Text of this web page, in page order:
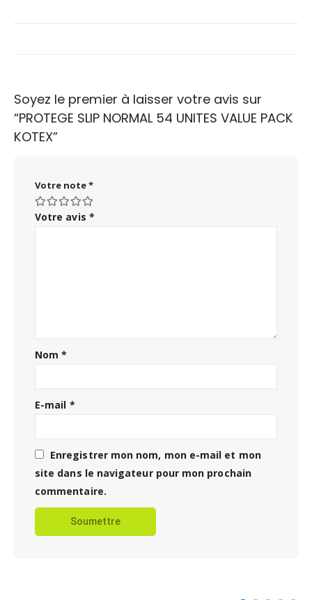
Soyez le premier à laisser votre avis sur
“PROTEGE SLIP NORMAL 54 UNITES VALUE PACK
KOTEX”
Votre note*
Votre avis *
Nom*
E-mail *
Enregistrer mon nom, mon e-mail et mon
site dans le navigateur pour mon prochain
commentaire.